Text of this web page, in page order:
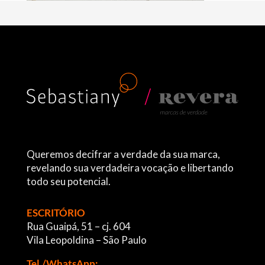
Queremos decifrar a verdade da sua marca,
revelando sua verdadeira vocação e libertando
todo seu potencial.
ESCRITÓRIO
Rua Guaipá, 51 – cj. 604
Vila Leopoldina – São Paulo